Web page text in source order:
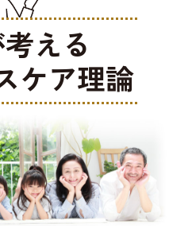
える
ケア理論